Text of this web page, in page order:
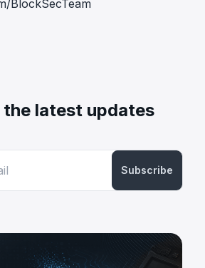
BlockSecTeam
the latest updates
Subscribe